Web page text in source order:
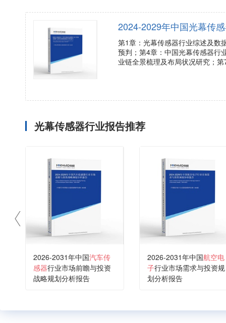
2024-2029年中国光幕传
第1章：光幕传感器行业综述及数
预判；第4章：中国光幕传感器行
业链全景梳理及布局状况研究；
光幕传感器行业报告推荐
2026-2031年中国汽车传
感器行业市场前瞻与投资
战略规划分析报告
2026-2031年中国航空电
子行业市场需求与投资规
划分析报告